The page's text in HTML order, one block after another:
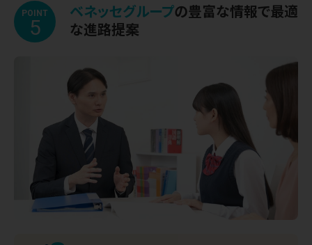
POINT
5
ベネッセグループの豊富な情報で最適
な進路提案